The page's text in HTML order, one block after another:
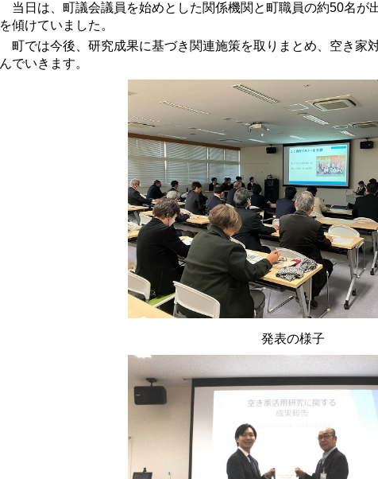
当日は、町議会議員を始めとした関係機関と町職員の約50名が
を傾けていました。
町では今後、研究成果に基づき関連施策を取りまとめ、空き家
んでいきます。
発表の様子